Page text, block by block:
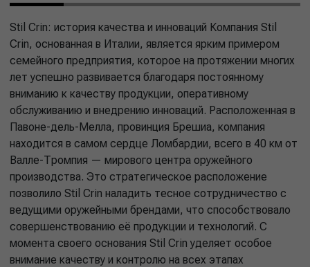
Stil Crin: история качества и инноваций Компания Stil
Crin, основанная в Италии, является ярким примером
семейного предприятия, которое на протяжении многих
лет успешно развивается благодаря постоянному
вниманию к качеству продукции, оперативному
обслуживанию и внедрению инноваций. Расположенная в
Павоне-дель-Мелла, провинция Брешиа, компания
находится в самом сердце Ломбардии, всего в 40 км от
Валле-Тромпия — мирового центра оружейного
производства. Это стратегическое расположение
позволило Stil Crin наладить тесное сотрудничество с
ведущими оружейными брендами, что способствовало
совершенствованию её продукции и технологий. С
момента своего основания Stil Crin уделяет особое
внимание качеству и контролю на всех этапах